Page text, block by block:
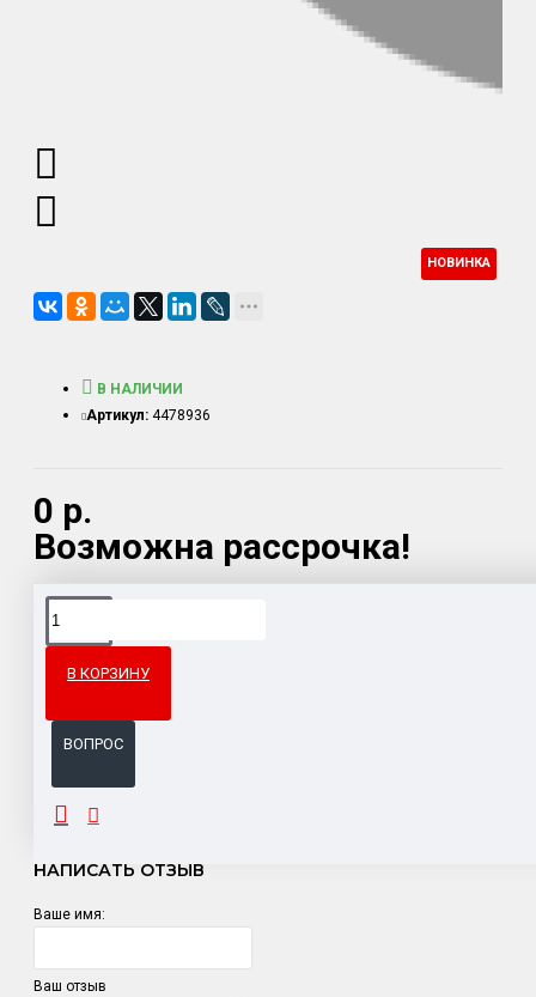
НОВИНКА
0 р.
Возможна рассрочка!
В НАЛИЧИИ
Артикул: 4478936
В КОРЗИНУ
ВОПРОС
Доставка товара по всему Таможенному союзу.
ОТЗЫВЫ
НАПИСАТЬ ОТЗЫВ
Ваше имя:
Ваш отзыв